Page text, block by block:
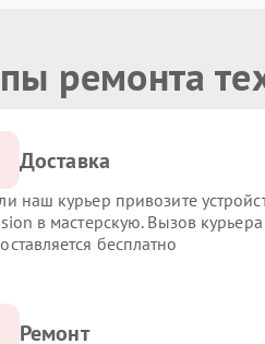
ремонта
Доставка
наш курьер привозите
в мастерскую. Вызов курьера
бесплатно
Ремонт